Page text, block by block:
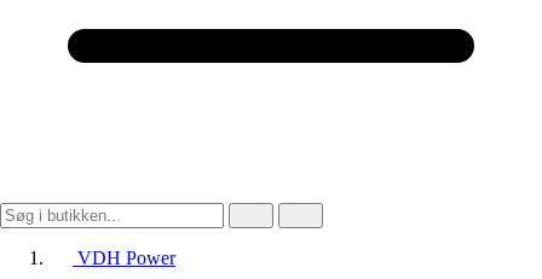
VDH Power